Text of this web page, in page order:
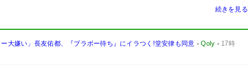
続きを見る
大嫌い」長友佑都、『ブラボー待ち』にイラつく!堂安律も同意 -Qoly - 17時